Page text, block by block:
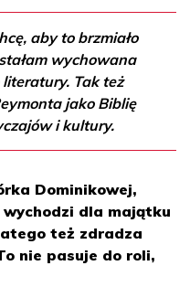
aby to brzmiało
wychowana
literatury. Tak też
jako Biblię
i kultury.
Dominikowej,
dla majątku
też zdradza
nie pasuje do roli,